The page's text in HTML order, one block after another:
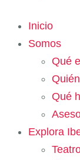
Inicio
Somos
Qué
Qué
Explora